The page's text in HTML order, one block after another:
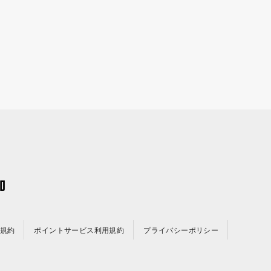
約 ポイントサービス利用規約 プライバシーポリシー